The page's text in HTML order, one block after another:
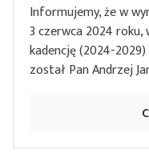
Informujemy, że w
3 czerwca 2024
kadencję (2024-
został Pan Andrzej